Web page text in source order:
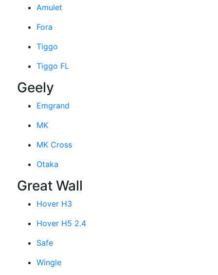
Amulet
Fora
Tiggo
Tiggo FL
Geely
Emgrand
MK
MK Cross
Otaka
Great Wall
Hover H3
Hover H5 2.4
Safe
Wingle